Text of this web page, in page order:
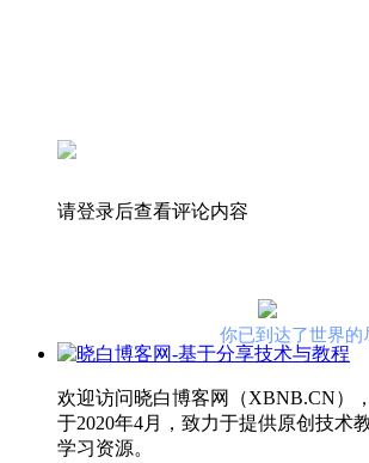
请登录后查看评论内容
你已到达了世界的
欢迎访问晓白博客网（XBNB.CN）
于2020年4月，致力于提供原创技术
学习资源。